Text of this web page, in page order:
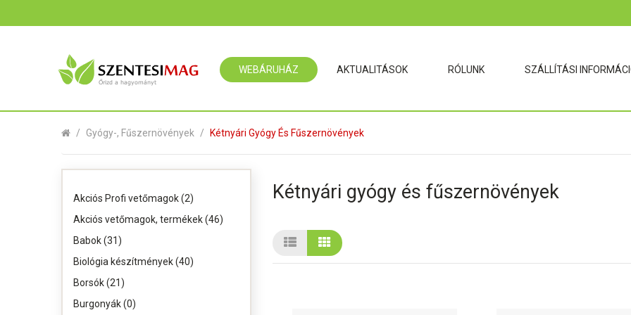
WEBÁRUHÁZ AKTUALITÁSOK RÓLUNK SZÁLLÍTÁSI
Gyógy-, Fűszernövények Kétnyári Gyógy És Fűszernövények
Akciós Profi vetőmagok (2)
Akciós vetőmagok, termékek (46)
Babok (31)
Biológia készítmények (40)
Borsók (21)
Burgonyák (0)
Kétnyári gyógy és fűszernövények